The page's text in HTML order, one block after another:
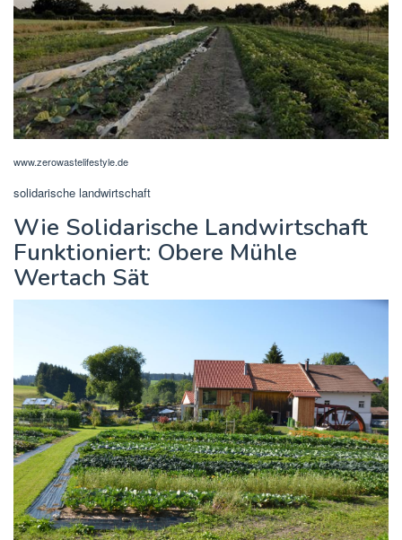
www.zerowastelifestyle.de
solidarische landwirtschaft
Wie Solidarische Landwirtschaft
Funktioniert: Obere Mühle
Wertach Sät